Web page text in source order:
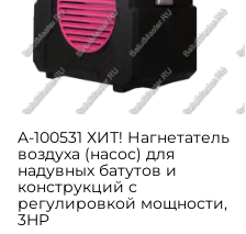
A-100531 ХИТ! Нагнетатель
воздуха (насос) для
надувных батутов и
конструкций c
регулировкой мощности,
3HP